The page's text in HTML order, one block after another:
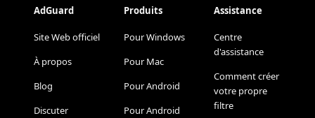
AdGuard
Site Web officiel
À propos
Blog
Discuter
Produits
Pour Windows
Pour Mac
Pour Android
Pour Android
Assistance
Centre
d'assistance
Comment créer
votre propre
filtre